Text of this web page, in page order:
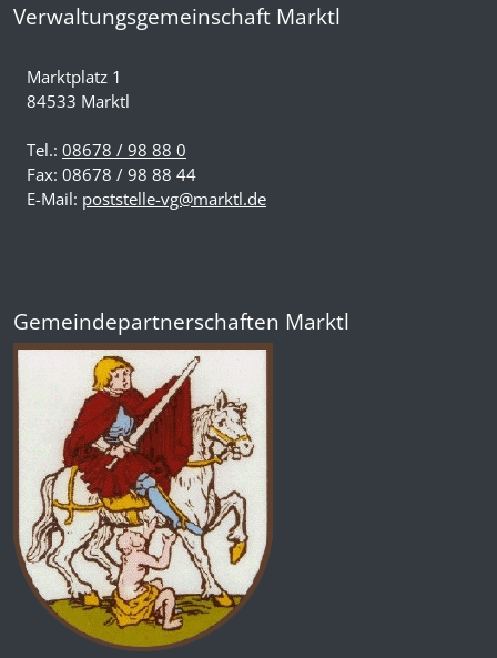
Verwaltungsgemeinschaft Marktl
Marktplatz 1
84533 Marktl
Tel.: 08678 / 98 88 0
Fax: 08678 / 98 88 44
E-Mail: poststelle-vg@marktl.de
Gemeindepartnerschaften Marktl